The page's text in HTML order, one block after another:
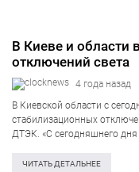
В Киеве и области
отключений света
4 года назад
В Киевской области с
стабилизационных
ДТЭК. «С сегодняшнего
поочерёдности
ЧИТАТЬ ДЕТАЛЬНЕЕ